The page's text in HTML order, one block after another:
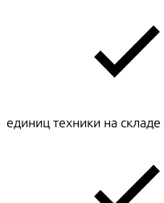
единиц техники на складе